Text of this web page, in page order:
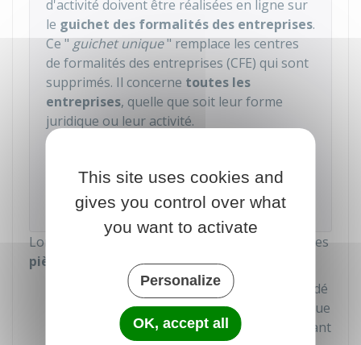
d'activité doivent être réalisées en ligne sur
le guichet des formalités des entreprises.
Ce "guichet unique" remplace les centres
de formalités des entreprises (CFE) qui sont
supprimés. Il concerne toutes les
entreprises, quelle que soit leur forme
juridique ou leur activité.
Institut national de la propriété industrielle (Inpi)
Lors de la déclaration, vous devez transmettre les
pièces justificativessuivantes :
Exemplaire du procès-verbal ayant décidé
le changement de dirigeant : l'acte indique
l'identité des dirigeants entrant et sortant
This site uses cookies and
gives you control over what
you want to activate
Personalize
OK, accept all